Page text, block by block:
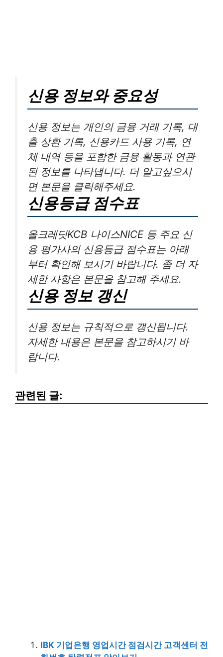
신용 정보와 중요성
신용 정보는 개인의 금융 거래 기록, 대
출 상환 기록, 신용카드 사용 기록, 연
체 내역 등을 포함한 금융 활동과 연관
된 정보를 나타냅니다. 더 알고싶으시
면 본문을 클릭해주세요.
신용등급 점수표
올크레딧KCB 나이스NICE 등 주요 신
용 평가사의 신용등급 점수표는 아래
부터 확인해 보시기 바랍니다. 좀 더 자
세한 사항은 본문을 참고해 주세요.
신용 정보 갱신
신용 정보는 규칙적으로 갱신됩니다.
자세한 내용은 본문을 참고하시기 바
랍니다.
관련된 글:
IBK 기업은행 영업시간 점검시간 고객센터 전